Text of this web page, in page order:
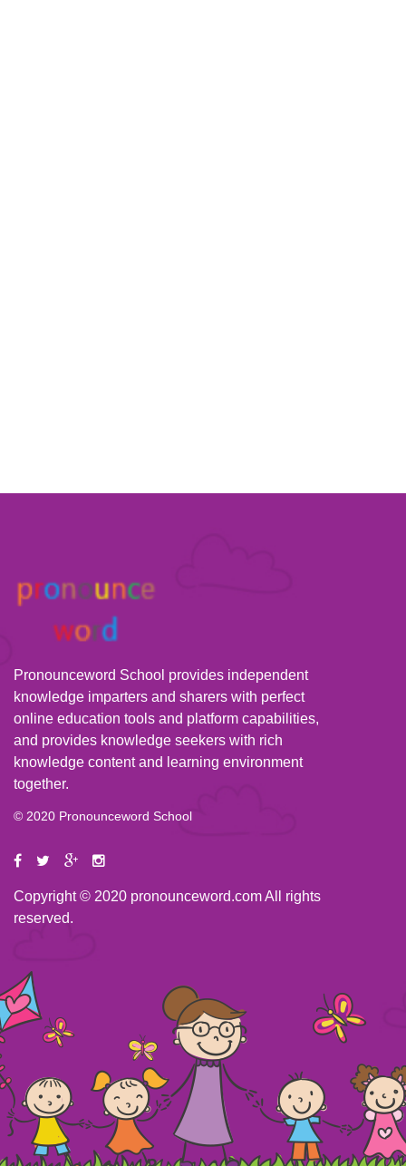
Pronounceword School provides independent
knowledge imparters and sharers with perfect
online education tools and platform capabilities,
and provides knowledge seekers with rich
knowledge content and learning environment
together.
© 2020 Pronounceword School
Copyright © 2020 pronounceword.com All rights
reserved.